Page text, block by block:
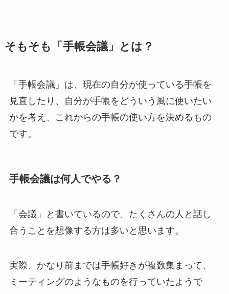
そもそも「手帳会議」とは？
「手帳会議」は、現在の自分が使っている手帳を
見直したり、自分が手帳をどういう風に使いたい
かを考え、これからの手帳の使い方を決めるもの
です。
手帳会議は何人でやる？
「会議」と書いているので、たくさんの人と話し
合うことを想像する方は多いと思います。
実際、かなり前までは手帳好きが複数集まって、
ミーティングのようなものを行っていたようで